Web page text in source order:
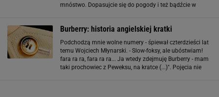
mnóstwo. Dopasujcie się do pogody i też bądźcie w
Burberry: historia angielskiej kratki
Podchodzą mnie wolne numery - śpiewał czterdzieści lat
temu Wojciech Młynarski. - Slow-foksy, ale ubóstwiam!
fara ra ra, fara ra ra... Ja wtedy zdejmuję Burberry - mam
taki prochowiec z Peweksu, na kratce (...)". Pojęcia nie